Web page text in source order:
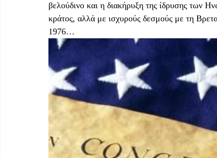
βελούδινο και η διακήρυξη της ίδρυσης των
κράτος, αλλά με ισχυρούς δεσμούς με τη
1976…